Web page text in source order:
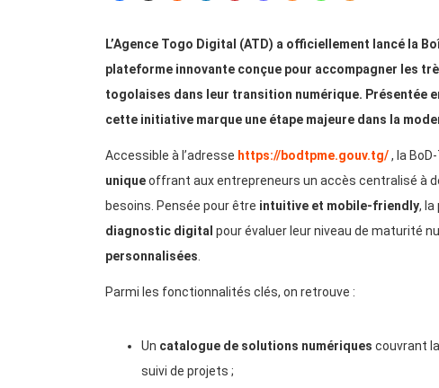
L’Agence Togo Digital (ATD) a officiellement lancé la
plateforme innovante conçue pour accompagner les
togolaises dans leur transition numérique. Présentée
cette initiative marque une étape majeure dans la
Accessible à l’adresse https://bodtpme.gouv.tg/, la
uniqueoffrant aux entrepreneurs un accès centralisé à
besoins. Pensée pour être intuitive et mobile-friendly,
diagnostic digital pour évaluer leur niveau de maturité
personnalisées.
Parmi les fonctionnalités clés, on retrouve :
Un catalogue de solutions numériques couvrant
suivi de projets ;